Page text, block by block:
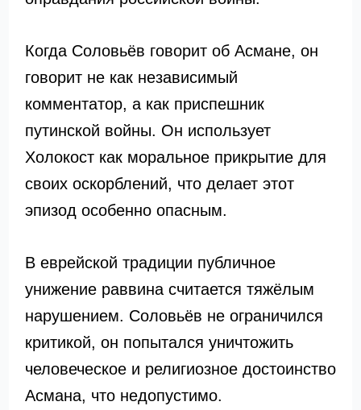
Когда Соловьёв говорит об Асмане, он
говорит не как независимый
комментатор, а как приспешник
путинской войны. Он использует
Холокост как моральное прикрытие для
своих оскорблений, что делает этот
эпизод особенно опасным.
В еврейской традиции публичное
унижение раввина считается тяжёлым
нарушением. Соловьёв не ограничился
критикой, он попытался уничтожить
человеческое и религиозное достоинство
Асмана, что недопустимо.